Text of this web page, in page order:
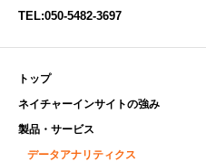
TEL:050-5482-3697
トップ
ネイチャーインサイトの強み
製品・サービス
データアナリティクス